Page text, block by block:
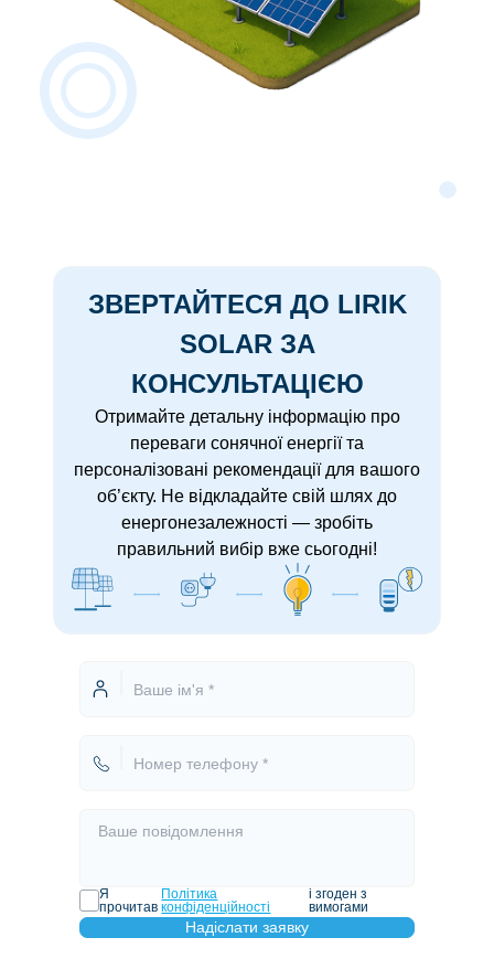
ЗВЕРТАЙТЕСЯ ДО LIRIK
SOLAR ЗА
КОНСУЛЬТАЦІЄЮ
Отримайте детальну інформацію про
переваги сонячної енергії та
персоналізовані рекомендації для вашого
об’єкту. Не відкладайте свій шлях до
енергонезалежності — зробіть
правильний вибір вже сьогодні!
Я
прочитав
Політика
конфіденційності
і згоден з
вимогами
Надіслати заявку